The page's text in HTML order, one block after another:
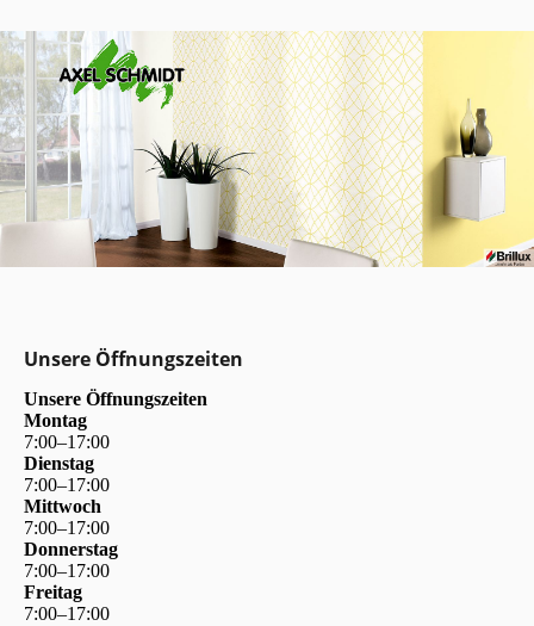
Unsere Öffnungszeiten
Unsere Öffnungszeiten
Montag
7:00–17:00
Dienstag
7:00–17:00
Mittwoch
7:00–17:00
Donnerstag
7:00–17:00
Freitag
7:00–17:00